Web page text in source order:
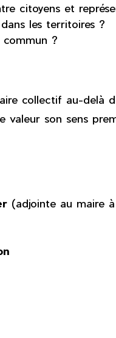
citoyens et
les territoires ?
commun ?
collectif au-delà
valeur son sens
(adjointe au maire